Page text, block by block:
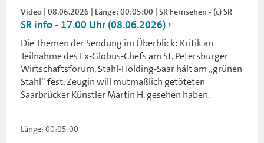
Video | 08.06.2026 | Länge: 00:05:00 | SR Fernsehen - (c) SR
SR info - 17.00 Uhr (08.06.2026)
Die Themen der Sendung im Überblick: Kritik an
Teilnahme des Ex-Globus-Chefs am St. Petersburger
Wirtschaftsforum, Stahl-Holding-Saar hält am „grünen
Stahl“ fest, Zeugin will mutmaßlich getöteten
Saarbrücker Künstler Martin H. gesehen haben.
Länge: 00:05:00